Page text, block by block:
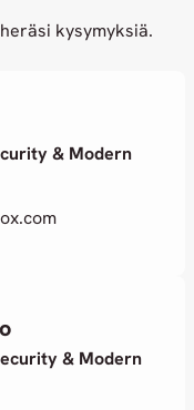
kysymyksiä.
& Modern
& Modern